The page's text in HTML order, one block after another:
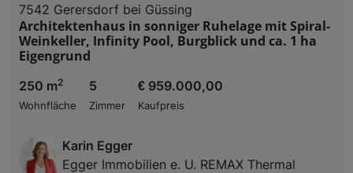
7542 Gerersdorf bei Güssing
Architektenhaus in sonniger Ruhelage mit Spiral-
Weinkeller, Infinity Pool, Burgblick und ca. 1 ha
Eigengrund
250 m2
Wohnfläche
5
Zimmer
€ 959.000,00
Kaufpreis
Karin Egger
Egger Immobilien e. U. REMAX Thermal